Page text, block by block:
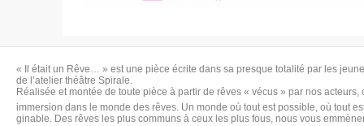
« Il était un Rêve… » est une pièce écrite dans sa presque totalité par les
de l’atelier théâtre Spirale.
Réalisée et montée de toute pièce à partir de rêves « vécus » par nos acteurs,
immersion dans le monde des rêves. Un monde où tout est possible, où tout
ginable. Des rêves les plus communs à ceux les plus fous, nous vous